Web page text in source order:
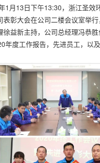
1月13日下午13:30，浙江圣效
表彰大会在公司二楼会议室举
徐益新主持，公司总经理冯恭胜
年度工作报告，先进员工，以